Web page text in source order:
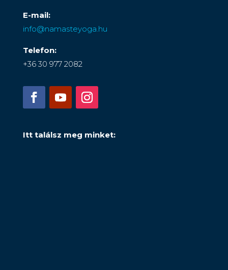
E-mail:
info@namasteyoga.hu
Telefon:
+36 30 977 2082
Itt találsz meg minket: